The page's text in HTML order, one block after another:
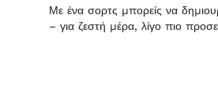
Με ένα σορτς μπορείς να
– για ζεστή μέρα, λίγο πιο